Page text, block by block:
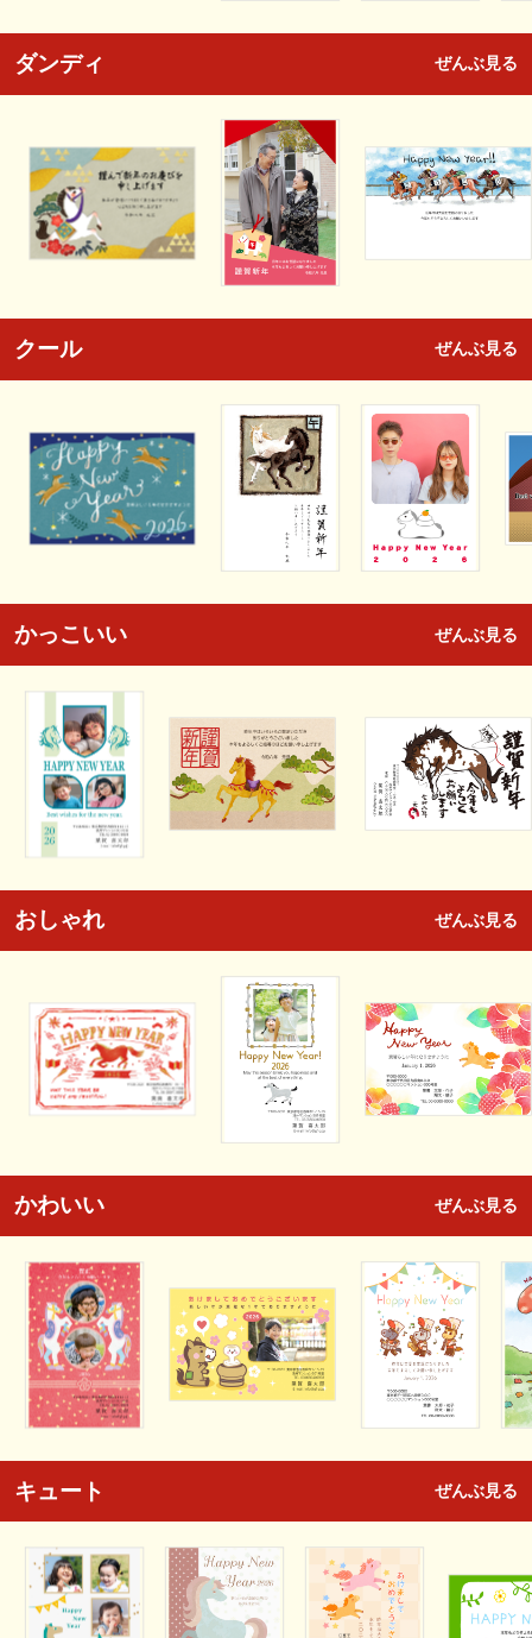
ダンディ ぜんぶ見る
クール ぜんぶ見る
かっこいい ぜんぶ見る
おしゃれ ぜんぶ見る
かわいい ぜんぶ見る
キュート ぜんぶ見る